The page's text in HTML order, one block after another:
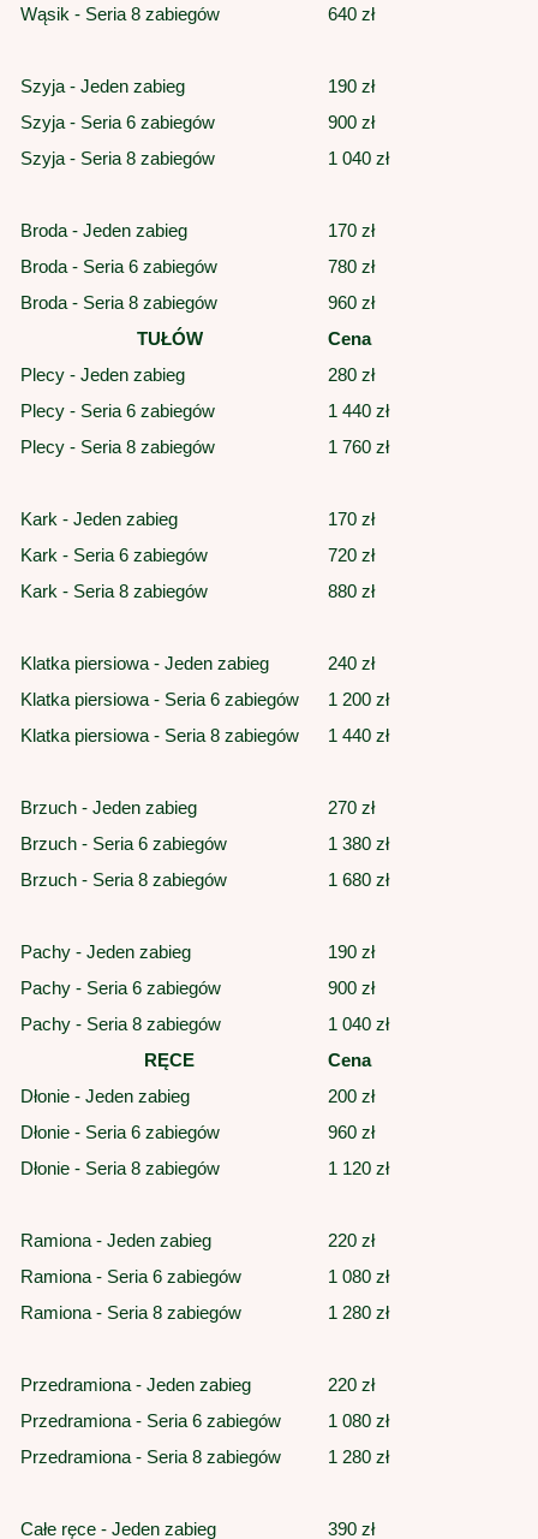
Wąsik - Seria 8 zabiegów
640 zł
Szyja - Jeden zabieg
190 zł
Szyja - Seria 6 zabiegów
900 zł
Szyja - Seria 8 zabiegów
1 040 zł
Broda - Jeden zabieg
170 zł
Broda - Seria 6 zabiegów
780 zł
Broda - Seria 8 zabiegów
960 zł
TUŁÓW
Cena
Plecy - Jeden zabieg
280 zł
Plecy - Seria 6 zabiegów
1 440 zł
Plecy - Seria 8 zabiegów
1 760 zł
Kark - Jeden zabieg
170 zł
Kark - Seria 6 zabiegów
720 zł
Kark - Seria 8 zabiegów
880 zł
Klatka piersiowa - Jeden zabieg
240 zł
Klatka piersiowa - Seria 6 zabiegów
1 200 zł
Klatka piersiowa - Seria 8 zabiegów
1 440 zł
Brzuch - Jeden zabieg
270 zł
Brzuch - Seria 6 zabiegów
1 380 zł
Brzuch - Seria 8 zabiegów
1 680 zł
Pachy - Jeden zabieg
190 zł
Pachy - Seria 6 zabiegów
900 zł
Pachy - Seria 8 zabiegów
1 040 zł
RĘCE
Cena
Dłonie - Jeden zabieg
200 zł
Dłonie - Seria 6 zabiegów
960 zł
Dłonie - Seria 8 zabiegów
1 120 zł
Ramiona - Jeden zabieg
220 zł
Ramiona - Seria 6 zabiegów
1 080 zł
Ramiona - Seria 8 zabiegów
1 280 zł
Przedramiona - Jeden zabieg
220 zł
Przedramiona - Seria 6 zabiegów
1 080 zł
Przedramiona - Seria 8 zabiegów
1 280 zł
Całe ręce - Jeden zabieg 390 zł